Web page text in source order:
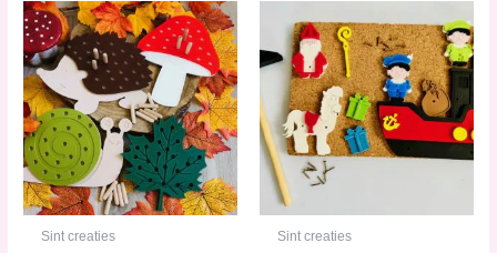
Sint creaties
Prijsklasse:
€ 12,00
tot
€ 48,00
Dit
product
heeft
meerdere
variaties.
Deze
optie
kan
gekozen
Sint creaties